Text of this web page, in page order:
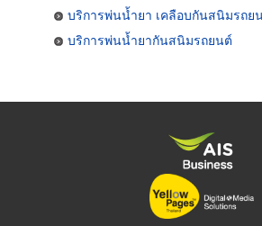
บริการพ่นน้ำยา เคลือบกันสนิมรถย
บริการพ่นน้ำยากันสนิมรถยนต์